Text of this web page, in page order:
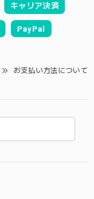
キャリア決済
PayPal
お支払い方法について